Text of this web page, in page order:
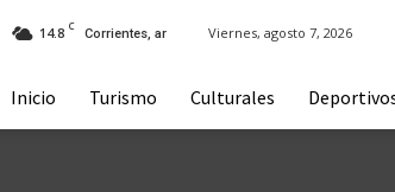
14.8 C
Corrientes, ar Viernes, agosto 7, 2026
Inicio Turismo Culturales